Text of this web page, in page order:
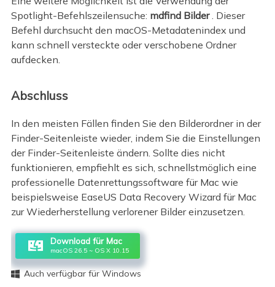
Spotlight-Befehlszeilensuche: mdfind Bilder. Dieser
Befehl durchsucht den macOS-Metadatenindex und
kann schnell versteckte oder verschobene Ordner
aufdecken.
Abschluss
In den meisten Fällen finden Sie den Bilderordner in der
Finder-Seitenleiste wieder, indem Sie die Einstellungen
der Finder-Seitenleiste ändern. Sollte dies nicht
funktionieren, empfiehlt es sich, schnellstmöglich eine
professionelle Datenrettungssoftware für Mac wie
beispielsweise EaseUS Data Recovery Wizard für Mac
zur Wiederherstellung verlorener Bilder einzusetzen.
Download für Mac
macOS 26.5 ~ OS X 10.15
 Auch verfügbar für Windows